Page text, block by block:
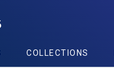
COLLECTIONS